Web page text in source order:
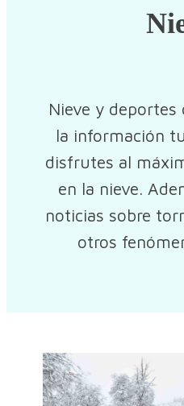
Nieve y deportes
la información
disfrutes al
en la nieve.
noticias sobre
otros